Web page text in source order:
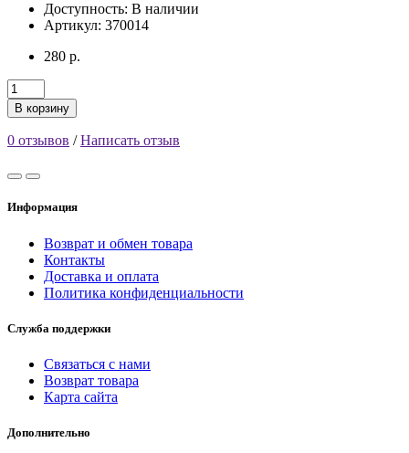
Доступность: В наличии
Артикул: 370014
280 р.
В корзину
0 отзывов /Написать отзыв
Информация
Возврат и обмен товара
Контакты
Доставка и оплата
Политика конфиденциальности
Служба поддержки
Связаться с нами
Возврат товара
Карта сайта
Дополнительно